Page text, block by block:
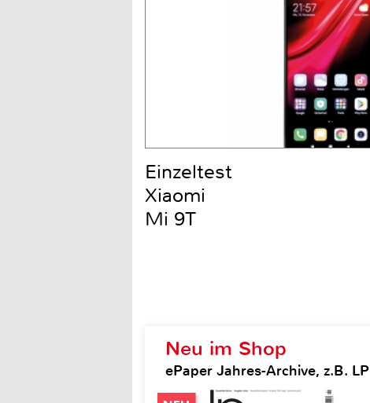
Neu im Shop
ePaper Jahres-Archive, z.B. LP
Einzeltest
Xiaomi
Mi 9T